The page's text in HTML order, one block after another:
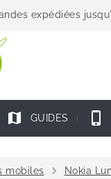
expédiées
map GUIDES phone_iphone
mobiles chevron_right Nokia